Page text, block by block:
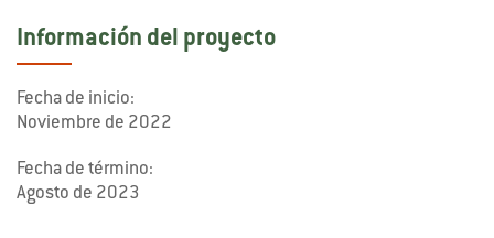
Información del proyecto
Fecha de inicio:
Noviembre de 2022
Fecha de término:
Agosto de 2023